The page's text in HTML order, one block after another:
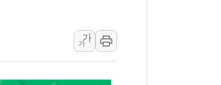
정관 산업부 장관 "주 52시간 손봐야, 경쟁상대 中과 비교해야"
군 1함대 창설 80주년…지역과 함께하는 '선봉'의 대민 봉사
가
가